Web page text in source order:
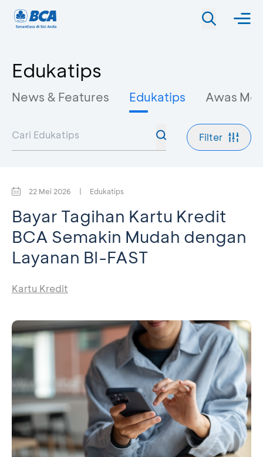
Edukatips
News & Features Edukatips Awas
Filter
22 Mei 2026 | Edukatips
Bayar Tagihan Kartu Kredit
BCA Semakin Mudah dengan
Layanan BI-FAST
Kartu Kredit